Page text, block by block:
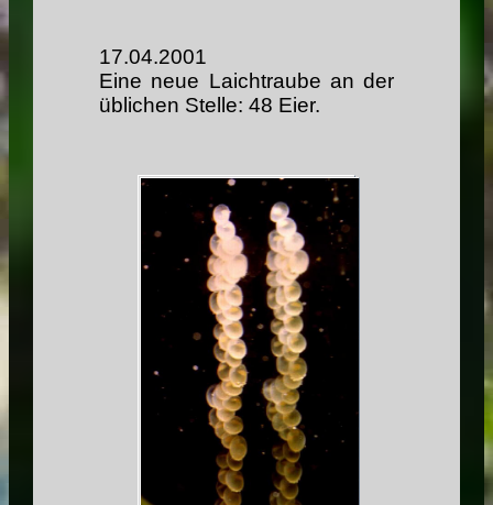
17.04.2001
Eine neue Laichtraube an der
üblichen Stelle: 48 Eier.